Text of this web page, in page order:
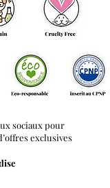
sociaux pour
exclusives